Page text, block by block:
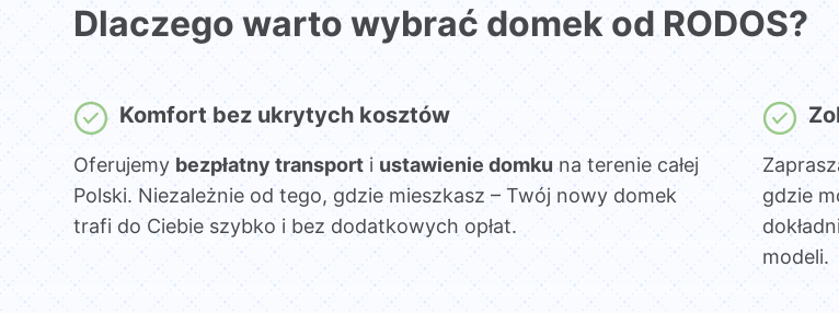
Dlaczego warto wybrać domek od RODOS?
Komfort bez ukrytych kosztów
Oferujemy bezpłatny transport i ustawienie domku na terenie całej
Polski. Niezależnie od tego, gdzie mieszkasz – Twój nowy domek
trafi do Ciebie szybko i bez dodatkowych opłat.
gdzie
modeli.